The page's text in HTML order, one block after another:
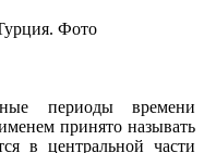
периоды времени
принято называть
в центральной части